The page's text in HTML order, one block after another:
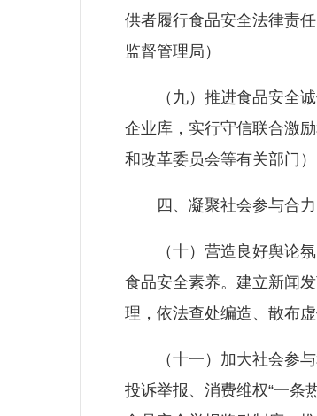
供者履行食品安全法律责
监督管理局）
（九）推进食品安全诚
企业库，实行守信联合激
和改革委员会等有关部门）
四、凝聚社会参与合力
（十）营造良好舆论氛
食品安全素养。建立新闻
理，依法查处编造、散布
（十一）加大社会参与
投诉举报、消费维权“一条